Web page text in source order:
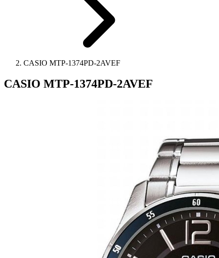
CASIO MTP-1374PD-2AVEF
CASIO MTP-1374PD-2AVEF